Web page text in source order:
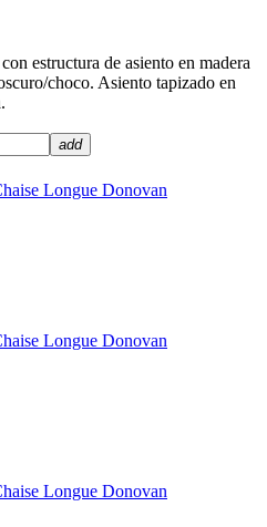
estructura de asiento en madera
choco. Asiento tapizado en
add